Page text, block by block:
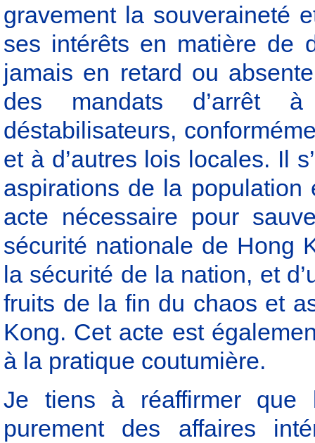
gravement la souveraineté
ses intérêts en matière de
jamais en retard ou
des mandats d’arrêt
déstabilisateurs,
et à d’autres lois locales. Il
aspirations de la population
acte nécessaire pour
sécurité nationale de Hong
la sécurité de la nation, et
fruits de la fin du chaos et
Kong. Cet acte est
à la pratique coutumière.
Je tiens à réaffirmer que
purement des affaires